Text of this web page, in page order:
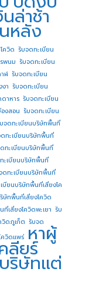
ล่าช้า
หลัง
ควิด รับจดทะเบียน
พนม รับจดทะเบียน
ฬ รับจดทะเบียน
า รับจดทะเบียน
าหาร รับจดทะเบียน
งสอน รับจดทะเบียน
จดทะเบียนบริษัทพื้นที่
ดทะเบียนบริษัทพื้นที่
ทะเบียนบริษัทพื้นที่
ะเบียนบริษัทพื้นที่
ดทะเบียนบริษัทพื้นที่
บียนบริษัทพื้นที่เสี่ยงโค
ษัทพื้นที่เสี่ยงโควิด
เสี่ยงโควิดพะเยา รับ
วิดภูเก็ต รับจด
ควิดแพร่ หาผู้
ลียร์
ริษัทแต่